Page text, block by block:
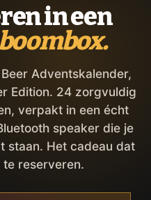
in een
Adventskalender,
Edition. 24 zorgvuldig
verpakt in een écht
speaker die je
staan. Het cadeau dat
reserveren.